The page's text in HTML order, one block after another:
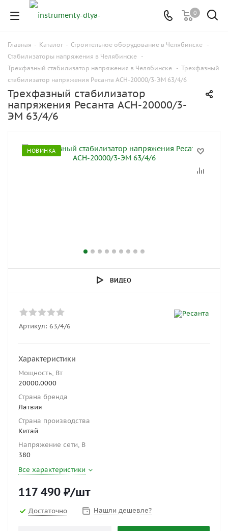
0
Главная - Каталог - Строительное оборудование в Челябинске -
Стабилизаторы напряжения в Челябинске -
Трехфазный стабилизатор напряжения в Челябинске - Трехфазный
стабилизатор напряжения Ресанта АСН-20000/3-ЭМ 63/4/6
Трехфазный стабилизатор
напряжения Ресанта АСН-20000/3-
ЭМ 63/4/6
НОВИНКА
ВИДЕО
Артикул: 63/4/6
Характеристики
Мощность, Вт
20000.0000
Страна бренда
Латвия
Страна производства
Китай
Напряжение сети, В
380
Все характеристики
117 490 ₽/шт
Достаточно Нашли дешевле?